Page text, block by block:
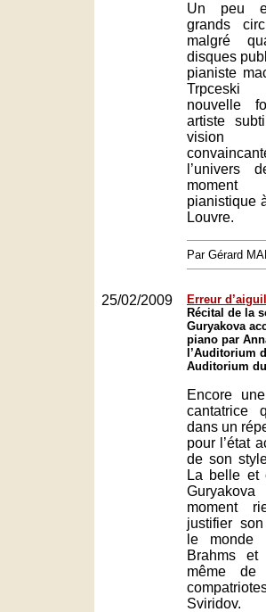
Un peu
grands
malgré
disques
pianiste
Trpceski
nouvelle
artiste
vision
l’univers
pianistique
Louvre.
Par Gérard
25/02/2009
Erreur
Récital de la
Guryakova
piano par
l’Auditorium
Auditorium
Encore
cantatrice
dans un
pour l’état
de son
La belle et
moment
justifier
le monde
Brahms
même
Sviridov.